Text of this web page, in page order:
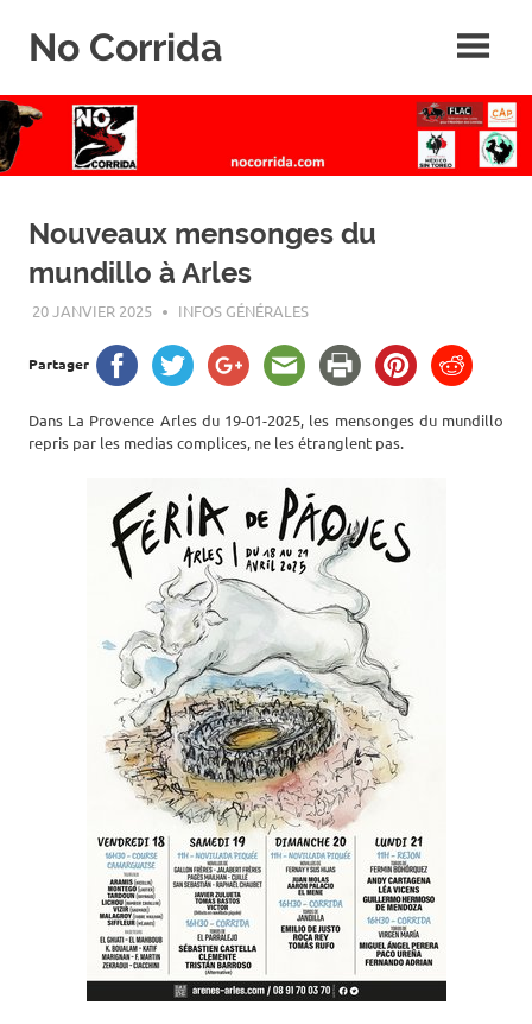
No Corrida
de
la
corrida
Nouveaux mensonges du
mundillo à Arles
20 JANVIER 2025 ROGER LAHANA
INFOS GÉNÉRALES
Partager
Dans La Provence Arles du 19-01-2025, les mensonges du mundillo
repris par les medias complices, ne les étranglent pas.